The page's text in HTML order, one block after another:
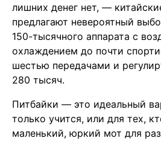
лишних денег нет, —
предлагают невероятный
150-тысячного аппарата с
охлаждением до почти
шестью передачами и
280 тысяч.
Питбайки — это идеальный
только учится, или для тех,
маленький, юркий мот для